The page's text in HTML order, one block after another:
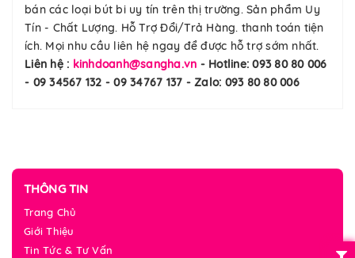
bán các loại bút bi uy tín trên thị trường. Sản phẩm Uy
Tín - Chất Lượng. Hỗ Trợ Đổi/Trả Hàng. thanh toán tiện
ích. Mọi nhu cầu liên hệ ngay để được hỗ trợ sớm nhất.
Liên hệ : kinhdoanh@sangha.vn - Hotline: 093 80 80 006
- 09 34567 132 - 09 34767 137 - Zalo: 093 80 80 006
THÔNG TIN
Trang Chủ
Giới Thiệu
Tin Tức & Tư Vấn